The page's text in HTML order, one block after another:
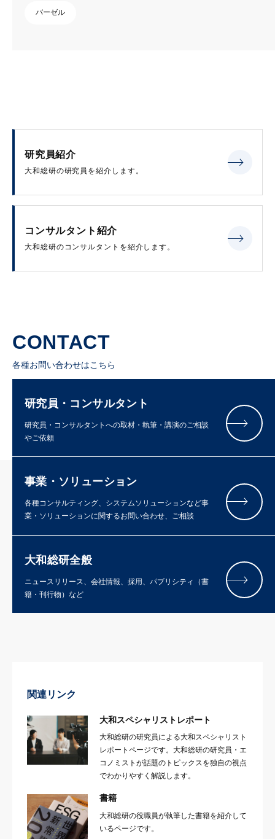
バーゼル
研究員紹介
大和総研の研究員を紹介します。
コンサルタント紹介
大和総研のコンサルタントを紹介します。
CONTACT
各種お問い合わせはこちら
研究員・コンサルタント
研究員・コンサルタントへの取材・執筆・講演のご相談
やご依頼
事業・ソリューション
各種コンサルティング、システムソリューションなど事
業・ソリューションに関するお問い合わせ、ご相談
大和総研全般
ニュースリリース、会社情報、採用、パブリシティ（書
籍・刊行物）など
関連リンク
大和スペシャリストレポート
大和総研の研究員による大和スペシャリスト
レポートページです。大和総研の研究員・エ
コノミストが話題のトピックスを独自の視点
でわかりやすく解説します。
書籍
大和総研の役職員が執筆した書籍を紹介して
いるページです。